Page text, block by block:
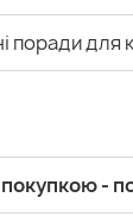
поради для
-